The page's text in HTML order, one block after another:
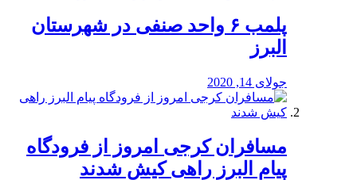
پلمب ۶ واحد صنفی در شهرستان
البرز
جولای 14, 2020
مسافران کرجی امروز از فرودگاه
پیام البرز راهی کیش شدند